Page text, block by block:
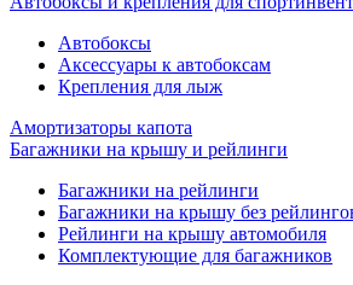
Автобоксы
Аксессуары к автобоксам
Крепления для лыж
Амортизаторы капота
Багажники на крышу и рейлинги
Багажники на рейлинги
Багажники на крышу без
Рейлинги на крышу автомобиля
Комплектующие для багажников